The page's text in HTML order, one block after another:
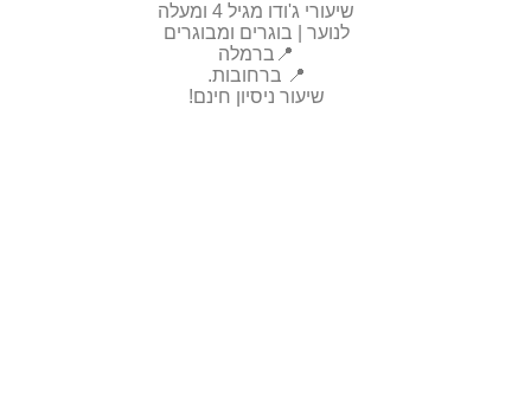
שיעורי ג'ודו מגיל 4 ומעלה
לנוער | בוגרים ומבוגרים
📍ברמלה
📍 ברחובות.
שיעור ניסיון חינם!